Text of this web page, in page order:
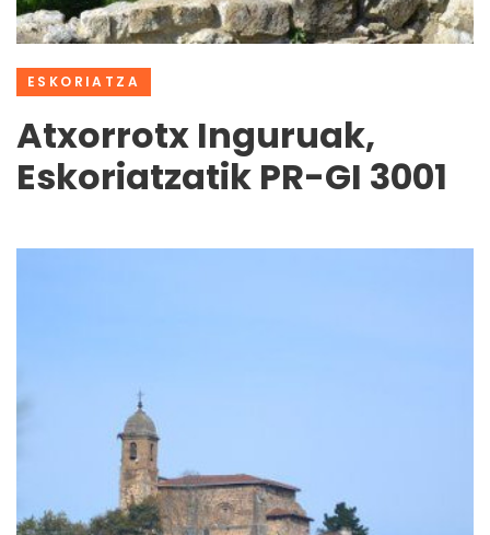
ESKORIATZA
Atxorrotx Inguruak,
Eskoriatzatik PR-GI 3001